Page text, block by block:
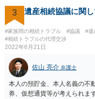
(例えば、○○のときにお姉さ
った等)、それも書くとよい
産分割に関係ない(と思われる
す(あくまで遺産分割に関係す
の方に事情を理解してもらい
3 遺産相続協議に関し
#家族間の相続トラブル #協議 #遺
#相続トラブルの代理交渉
2022年6月21日
佐山 亮介 弁護士
本人の預貯金、本人名義の不
券、仮想通貨等が考えられま